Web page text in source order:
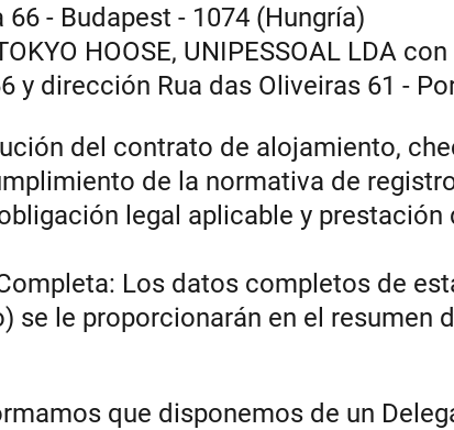
66 - Budapest - 1074 (Hungría)
HOOSE, UNIPESSOAL LDA
y dirección Rua das Oliveiras 61 -
del contrato de alojamiento,
de la normativa de
legal aplicable y prestación
Los datos completos de
se le proporcionarán en el resumen
que disponemos de un